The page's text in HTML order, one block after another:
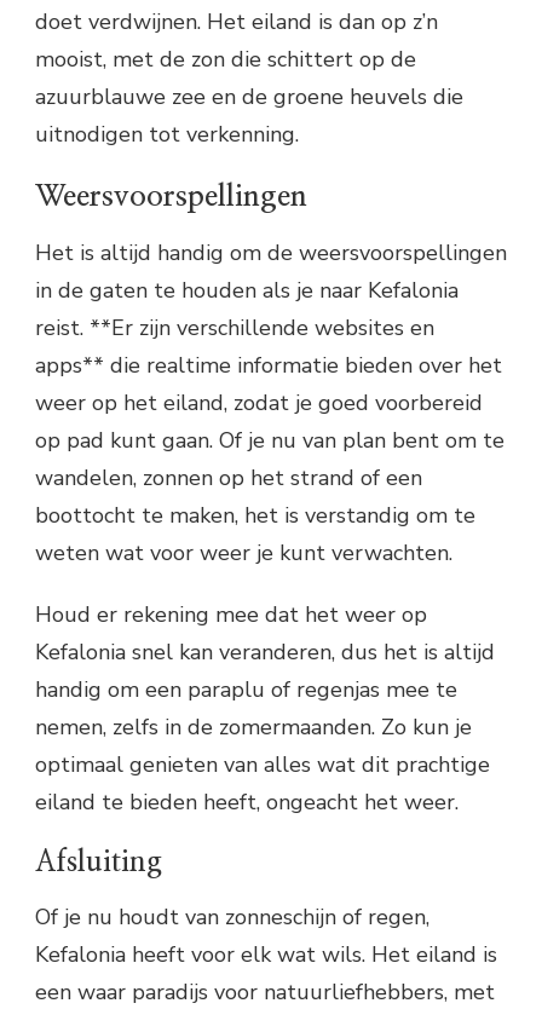
doet verdwijnen. Het eiland is dan op z’n
mooist, met de zon die schittert op de
azuurblauwe zee en de groene heuvels die
uitnodigen tot verkenning.
Weersvoorspellingen
Het is altijd handig om de weersvoorspellingen
in de gaten te houden als je naar Kefalonia
reist. **Er zijn verschillende websites en
apps** die realtime informatie bieden over het
weer op het eiland, zodat je goed voorbereid
op pad kunt gaan. Of je nu van plan bent om te
wandelen, zonnen op het strand of een
boottocht te maken, het is verstandig om te
weten wat voor weer je kunt verwachten.
Houd er rekening mee dat het weer op
Kefalonia snel kan veranderen, dus het is altijd
handig om een paraplu of regenjas mee te
nemen, zelfs in de zomermaanden. Zo kun je
optimaal genieten van alles wat dit prachtige
eiland te bieden heeft, ongeacht het weer.
Afsluiting
Of je nu houdt van zonneschijn of regen,
Kefalonia heeft voor elk wat wils. Het eiland is
een waar paradijs voor natuurliefhebbers, met